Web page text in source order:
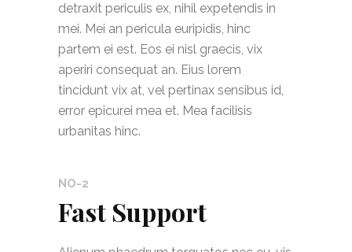
detraxit periculis ex, nihil expetendis in
mei. Mei an pericula euripidis, hinc
partem ei est. Eos ei nisl graecis, vix
aperiri consequat an. Eius lorem
tincidunt vix at, vel pertinax sensibus id,
error epicurei mea et. Mea facilisis
urbanitas hinc.
NO-2
Fast Support